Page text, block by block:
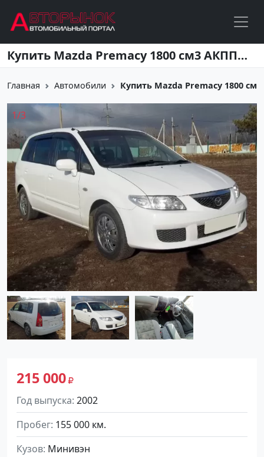
Перейти к основному содержанию Купить Mazda Premacy 1800 см3 АКПП (130 л.с.) Бензин инжектор в Кропоткин: цвет белый Минивэн 2002 года по цене 215000 рублей, объявление №3035 на сайте Авторынок23
Главная Автомобили Купить Mazda Premacy 1800
215 000
Год выпуска 2002
Пробег 155 000 км.
Кузов Минивэн
1/3